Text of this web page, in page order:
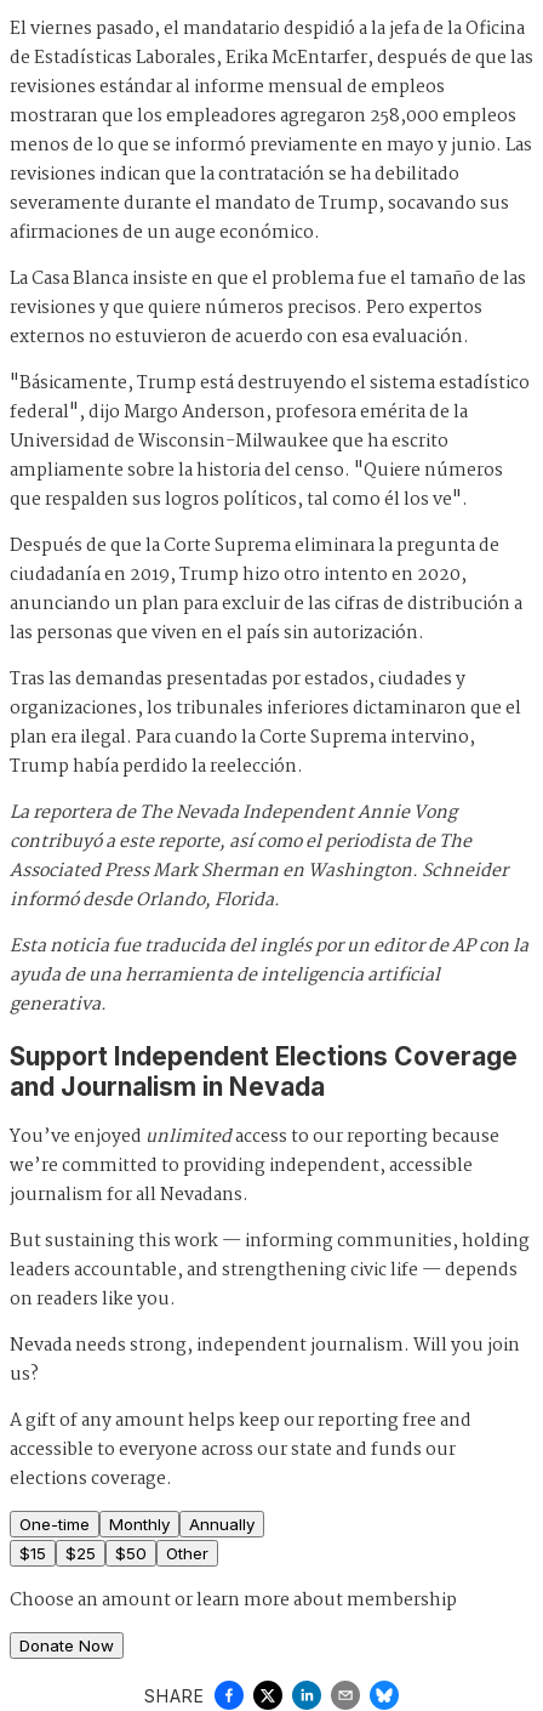
El viernes pasado, el mandatario despidió a la jefa de la Oficina
de Estadísticas Laborales, Erika McEntarfer, después de que las
revisiones estándar al informe mensual de empleos
mostraran que los empleadores agregaron 258,000 empleos
menos de lo que se informó previamente en mayo y junio. Las
revisiones indican que la contratación se ha debilitado
severamente durante el mandato de Trump, socavando sus
afirmaciones de un auge económico.
La Casa Blanca insiste en que el problema fue el tamaño de las
revisiones y que quiere números precisos. Pero expertos
externos no estuvieron de acuerdo con esa evaluación.
"Básicamente, Trump está destruyendo el sistema estadístico
federal", dijo Margo Anderson, profesora emérita de la
Universidad de Wisconsin-Milwaukee que ha escrito
ampliamente sobre la historia del censo. "Quiere números
que respalden sus logros políticos, tal como él los ve".
Después de que la Corte Suprema eliminara la pregunta de
ciudadanía en 2019, Trump hizo otro intento en 2020,
anunciando un plan para excluir de las cifras de distribución a
las personas que viven en el país sin autorización.
Tras las demandas presentadas por estados, ciudades y
organizaciones, los tribunales inferiores dictaminaron que el
plan era ilegal. Para cuando la Corte Suprema intervino,
Trump había perdido la reelección.
La reportera de The Nevada Independent Annie Vong
contribuyó a este reporte, así como el periodista de The
Associated Press Mark Sherman en Washington. Schneider
informó desde Orlando, Florida.
Esta noticia fue traducida del inglés por un editor de AP con la
ayuda de una herramienta de inteligencia artificial
generativa.
Support Independent Elections Coverage
and Journalism in Nevada
You’ve enjoyed unlimitedaccess to our reporting because
we’re committed to providing independent, accessible
journalism for all Nevadans.
But sustaining this work — informing communities, holding
leaders accountable, and strengthening civic life — depends
on readers like you.
Nevada needs strong, independent journalism. Will you join
us?
A gift of any amount helps keep our reporting free and
accessible to everyone across our state and funds our
elections coverage.
One-time Monthly
Annually
$15 $25 $50 Other
Choose an amount orlearn more about membership
Donate Now
SHARE